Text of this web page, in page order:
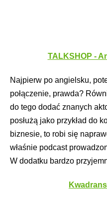
TALKSHOP -
Najpierw po angielsku,
połączenie, prawda?
do tego dodać znanych
posłużą jako przykład do
biznesie, to robi się
właśnie podcast
W dodatku bardzo